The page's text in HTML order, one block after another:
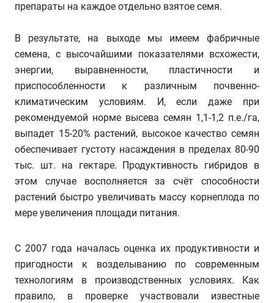
препараты на каждое отдельно взятое семя.
В результате, на выходе мы имеем фабричные
семена, с высочайшими показателями всхожести,
энергии, выравненности, пластичности и
приспособленности к различным почвенно-
климатическим условиям. И, если даже при
рекомендуемой норме высева семян 1,1-1,2 п.е./га,
выпадет 15-20% растений, высокое качество семян
обеспечивает густоту насаждения в пределах 80-90
тыс. шт. на гектаре. Продуктивность гибридов в
этом случае восполняется за счёт способности
растений быстро увеличивать массу корнеплода по
мере увеличения площади питания.
С 2007 года началась оценка их продуктивности и
пригодности к возделыванию по современным
технологиям в производственных условиях. Как
правило, в проверке участвовали известные